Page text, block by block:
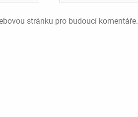
stránku pro budoucí komentáře.